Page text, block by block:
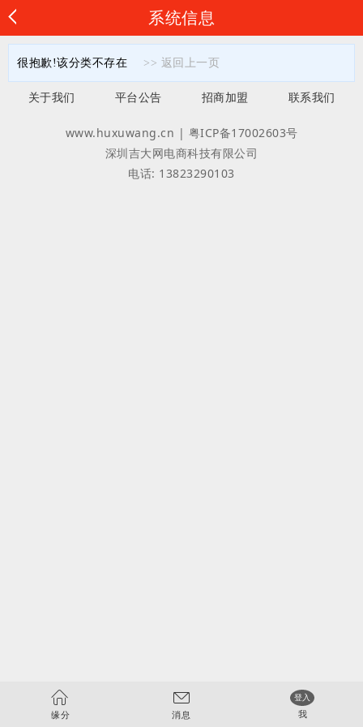
系统信息
很抱歉!该分类不存在 >> 返回上一页
关于我们 平台公告 招商加盟 联系我们
www.huxuwang.cn | 粤ICP备17002603号
深圳吉大网电商科技有限公司
电话: 13823290103

缘分

消息
登入
我